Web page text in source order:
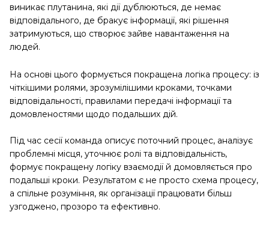
виникає плутанина, які дії дублюються, де немає
відповідального, де бракує інформації, які рішення
затримуються, що створює зайве навантаження на
людей.
На основі цього формується покращена логіка процесу: із
чіткішими ролями, зрозумілішими кроками, точками
відповідальності, правилами передачі інформації та
домовленостями щодо подальших дій.
Під час сесії команда описує поточний процес, аналізує
проблемні місця, уточнює ролі та відповідальність,
формує покращену логіку взаємодії й домовляється про
подальші кроки. Результатом є не просто схема процесу,
а спільне розуміння, як організації працювати більш
узгоджено, прозоро та ефективно.